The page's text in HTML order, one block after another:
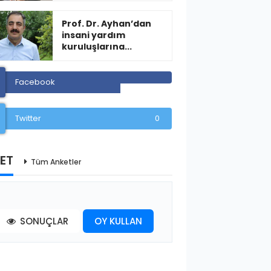
Prof. Dr. Ayhan’dan
insani yardım
kuruluşlarına...
Facebook
Twitter 0
Tüm Anketler
SONUÇLAR OY KULLAN